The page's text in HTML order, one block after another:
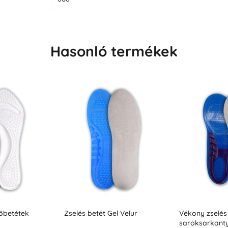
Hasonló termékek
Velur
Vékony zselés betétek a
Gél talpbetét